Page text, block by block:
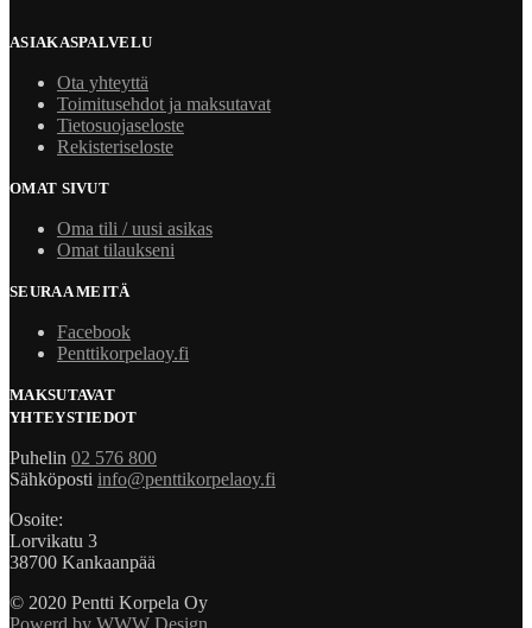
ASIAKASPALVELU
Ota yhteyttä
Toimitusehdot ja maksutavat
Tietosuojaseloste
Rekisteriseloste
OMAT SIVUT
Oma tili / uusi asikas
Omat tilaukseni
SEURAA MEITÄ
Facebook
Penttikorpelaoy.fi
MAKSUTAVAT
YHTEYSTIEDOT
Puhelin 02 576 800
Sähköposti info@penttikorpelaoy.fi
Osoite:
Lorvikatu 3
38700 Kankaanpää
© 2020 Pentti Korpela Oy
Powerd by WWW Design